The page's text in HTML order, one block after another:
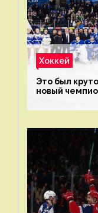
Хоккей
Это был
новый